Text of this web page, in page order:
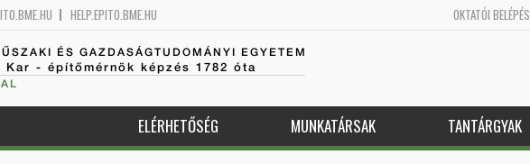
HELP.EPITO.BME.HU OKTATÓI BELÉPÉS
ÉS GAZDASÁGTUDOMÁNYI EGYETEM
Kar - építőmérnök képzés 1782 óta
ELÉRHETŐSÉG MUNKATÁRSAK TANTÁRGYAK